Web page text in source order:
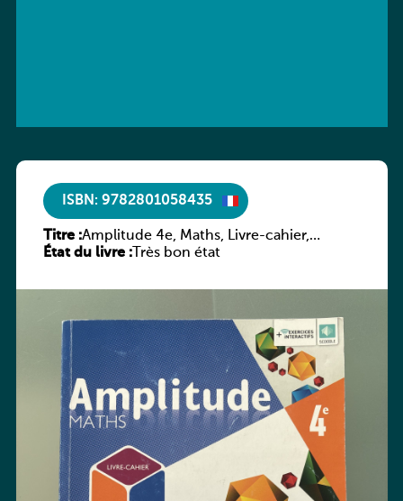
ISBN: 9782801058435
Titre :Amplitude 4e, Maths, Livre-cahier,
version luxembourgeoise
État du livre :Très bon état